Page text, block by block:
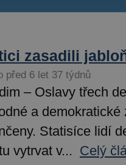
zasadili
před 6 let 37 týdnů
– Oslavy třech
a demokratické
Statisíce lidí
vytrvat v...
Celý